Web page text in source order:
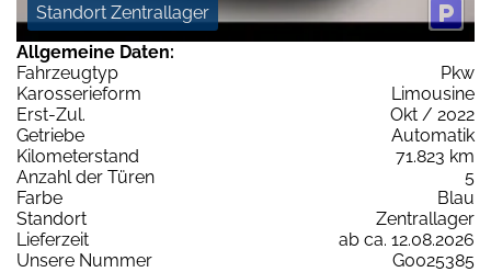
Standort Zentrallager
Allgemeine Daten:
Fahrzeugtyp
Pkw
Karosserieform
Limousine
Erst-Zul.
Okt / 2022
Getriebe
Automatik
Kilometerstand
71.823 km
Anzahl der Türen
5
Farbe
Blau
Standort
Zentrallager
Lieferzeit
ab ca. 12.08.2026
Unsere Nummer
G0025385